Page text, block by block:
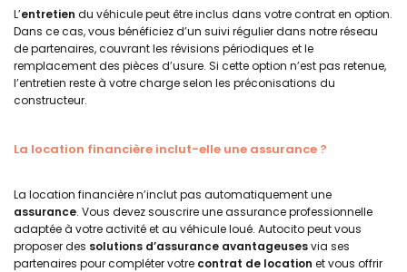
L’entretien du véhicule peut être inclus dans votre contrat en option.
Dans ce cas, vous bénéficiez d’un suivi régulier dans notre réseau
de partenaires, couvrant les révisions périodiques et le
remplacement des pièces d’usure. Si cette option n’est pas retenue,
l’entretien reste à votre charge selon les préconisations du
constructeur.
La location financière inclut-elle une assurance ?
La location financière n’inclut pas automatiquement une
assurance. Vous devez souscrire une assurance professionnelle
adaptée à votre activité et au véhicule loué. Autocito peut vous
proposer des solutions d’assurance avantageusesvia ses
partenaires pour compléter votre contrat de location et vous offrir